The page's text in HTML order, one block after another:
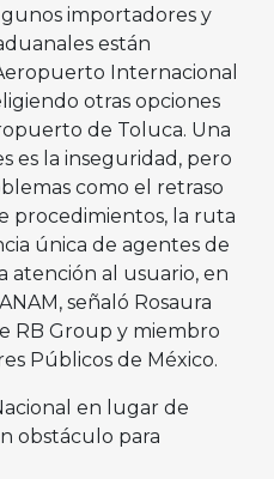
importadores y
están
Internacional
otras opciones
de Toluca. Una
es la inseguridad, pero
como el retraso
procedimientos, la ruta
única de agentes de
atención al usuario, en
señaló Rosaura
RB Group y miembro
Públicos de México.
en lugar de
obstáculo para